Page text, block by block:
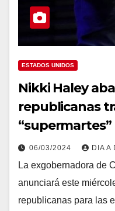
ESTADOS UNIDOS
Nikki Haley
republicanas
“supermartes”
06/03/2024 DIA A
La exgobernadora de
anunciará este
republicanas para las